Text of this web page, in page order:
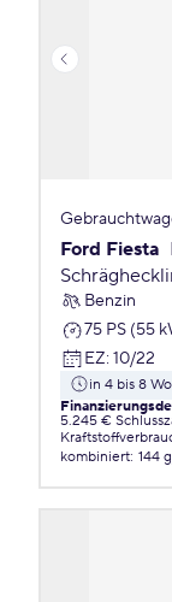
Ford Fiesta
Benzin
75 PS (55
EZ: 10/22
in 4 bis 8
5.245 €
kombiniert: 144